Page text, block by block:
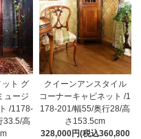
ット グ
ュージ
/1178-
33.5/高
クイーンアンスタイル
コーナーキャビネット /1
178-201/幅55/奥行28/高
さ153.5cm
328,000円(税込360,800